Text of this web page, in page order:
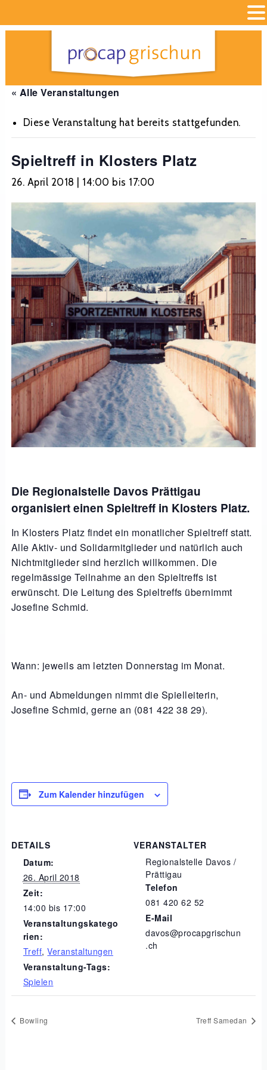
« Alle Veranstaltungen
Diese Veranstaltung hat bereits stattgefunden.
Spieltreff in Klosters Platz
26. April 2018 | 14:00 bis 17:00
Die Regionalstelle Davos Prättigau
organisiert einen Spieltreff in Klosters Platz.
In Klosters Platz findet ein monatlicher Spieltreff statt.
Alle Aktiv- und Solidarmitglieder und natürlich auch
Nichtmitglieder sind herzlich willkommen. Die
regelmässige Teilnahme an den Spieltreffs ist
erwünscht. Die Leitung des Spieltreffs übernimmt
Josefine Schmid.
Wann: jeweils am letzten Donnerstag im Monat.
An- und Abmeldungen nimmt die Spielleiterin,
Josefine Schmid, gerne an (081 422 38 29).
Zum Kalender hinzufügen
DETAILS
Datum:
26. April 2018
Zeit:
14:00 bis 17:00
Veranstaltungskatego
rien:
Treff,Veranstaltungen
Veranstaltung-Tags:
Spielen
VERANSTALTER
Regionalstelle Davos /
Prättigau
Telefon
081 420 62 52
E-Mail
davos@procapgrischun
.ch
Bowling Treff Samedan